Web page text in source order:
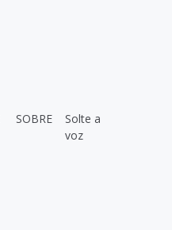
SOBRE
Solte a
voz